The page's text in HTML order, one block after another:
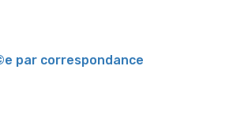
par correspondance